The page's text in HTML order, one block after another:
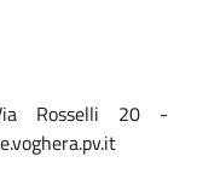
Rosselli 20 -